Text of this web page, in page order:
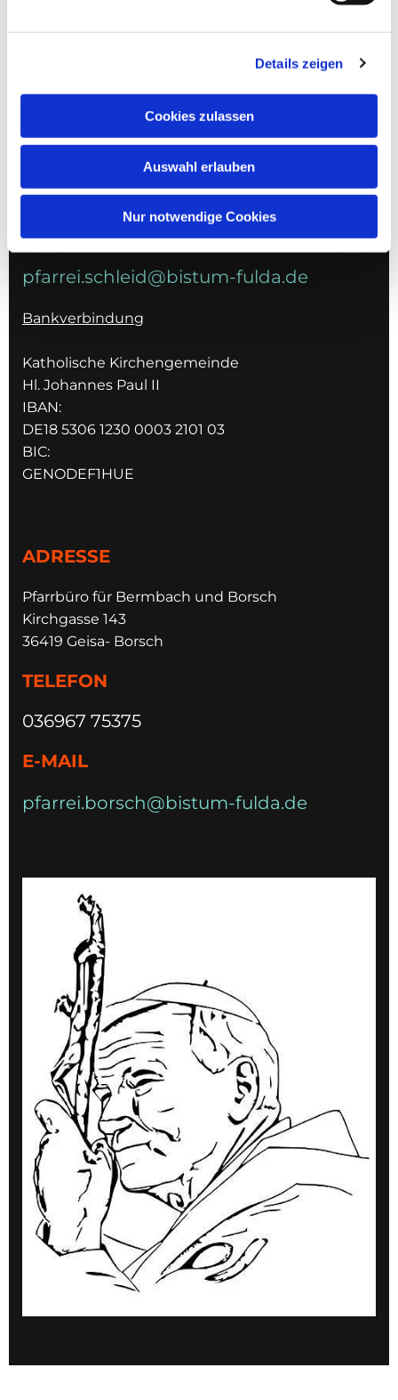
Details zeigen
Cookies zulassen
Auswahl erlauben
Nur notwendige Cookies
Schleider Hauptstraße 16
036967 596795
E-MAIL
pfarrei.schleid@bistum-fulda.de
Bankverbindung
Katholische Kirchengemeinde
Hl. Johannes Paul II
IBAN:
DE18 5306 1230 0003 2101 03
BIC:
GENODEF1HUE
ADRESSE
Pfarrbüro für Bermbach und Borsch
Kirchgasse 143
36419 Geisa- Borsch
TELEFON
036967 75375
E-MAIL
pfarrei.borsch@bistum-fulda.de